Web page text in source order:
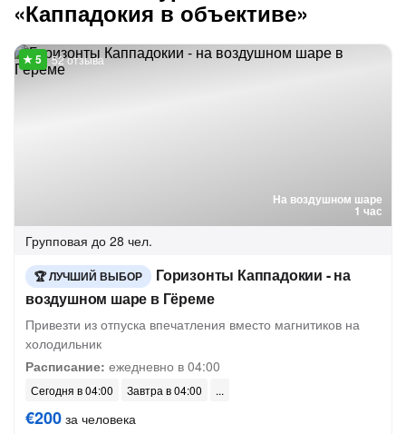
«Каппадокия в объективе»
На воздушном шаре
1 час
52 отзыва
Групповая до 28 чел.
ЛУЧШИЙ ВЫБОР
Горизонты Каппадокии - на
воздушном шаре в Гёреме
Привезти из отпуска впечатления вместо магнитиков на
холодильник
Расписание: ежедневно в 04:00
Сегодня в 04:00 Завтра в 04:00
€200 за человека